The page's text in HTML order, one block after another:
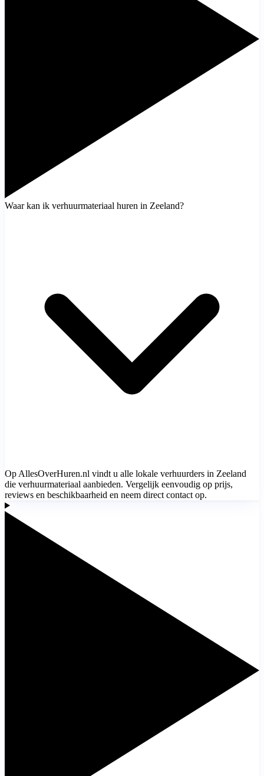
Waar kan ik verhuurmateriaal huren in Zeeland?
Op AllesOverHuren.nl vindt u alle lokale verhuurders in Zeeland
die verhuurmateriaal aanbieden. Vergelijk eenvoudig op prijs,
reviews en beschikbaarheid en neem direct contact op.